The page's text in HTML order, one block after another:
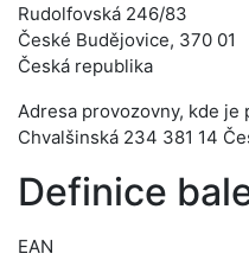
Rudolfovská 246/83
České Budějovice, 370 01
Česká republika
Adresa provozovny, kde je
Chvalšinská 234 381 14
Definice
EAN